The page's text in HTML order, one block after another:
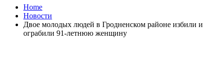
Home
Новости
Двое молодых людей в Гродненском районе избили и
ограбили 91-летнюю женщину